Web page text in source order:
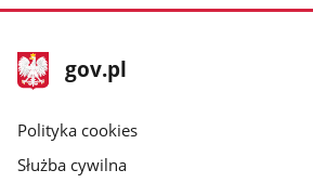
stopka
gov.pl
Strona
gov.pl
gov.pl
Polityka cookies
Służba cywilna